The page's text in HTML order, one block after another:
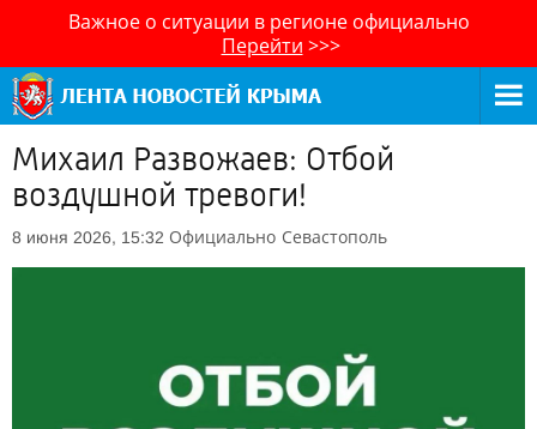
Важное о ситуации в регионе официально
Перейти >>>
Михаил Развожаев: Отбой
воздушной тревоги!
8 июня 2026, 15:32 Официально Севастополь